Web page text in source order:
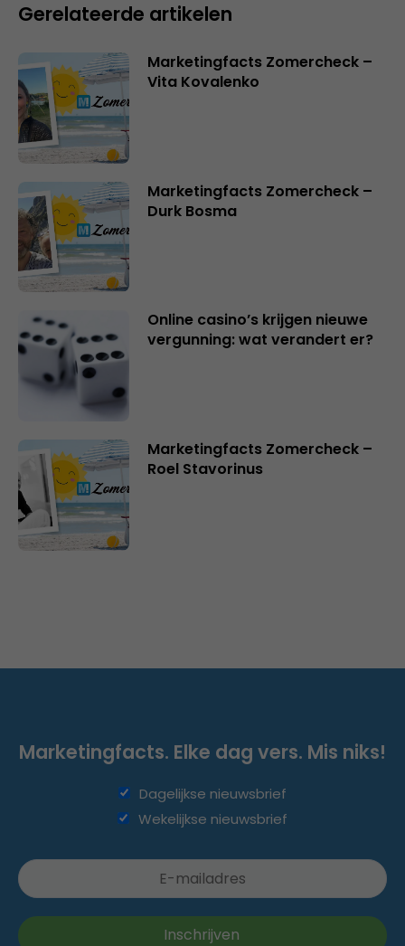
Gerelateerde artikelen
Marketingfacts Zomercheck –
Vita Kovalenko
Marketingfacts Zomercheck –
Durk Bosma
Online casino’s krijgen nieuwe
vergunning: wat verandert er?
Marketingfacts Zomercheck –
Roel Stavorinus
Marketingfacts. Elke dag vers. Mis niks!
Dagelijkse nieuwsbrief
Wekelijkse nieuwsbrief